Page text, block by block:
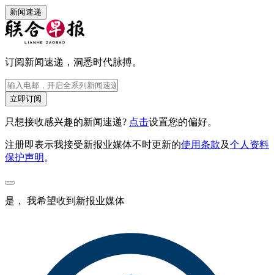
新闻速递
订阅新闻速递，洞悉时代脉搏。
立即订阅
只想接收感兴趣的新闻速递? 点击设置您的偏好。
注册即表示我接受新报业媒体不时更新的使用条款及个人资料
保护声明 。
是， 我希望收到新报业媒体